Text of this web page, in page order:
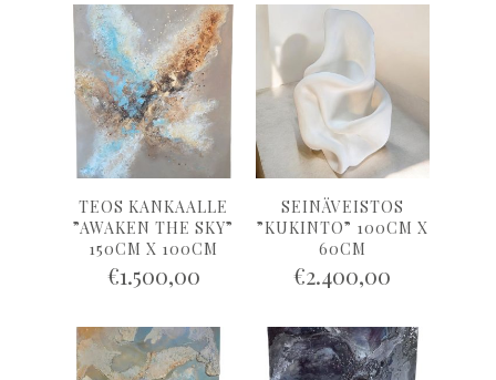
TEOS KANKAALLE
”AWAKEN THE SKY”
150CM X 100CM
€1.500,00
SEINÄVEISTOS
”KUKINTO” 100CM X
60CM
€2.400,00